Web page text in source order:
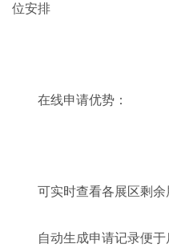
位安排
在线申请优势：
可实时查看各展区剩余
自动生成申请记录便于